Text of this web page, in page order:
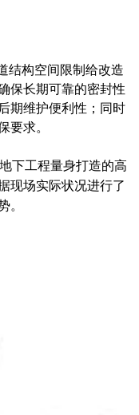
构空间限制给改造
保长期可靠的密封性
期维护便利性；同时
要求。
下工程量身打造的高
现场实际状况进行了
。